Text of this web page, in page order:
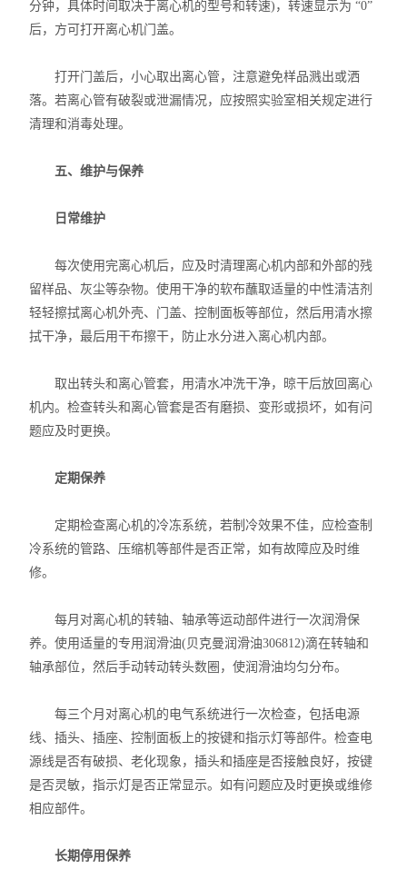
分钟，具体时间取决于离心机的型号和转速)，转速显示为 “0”
后，方可打开离心机门盖。
打开门盖后，小心取出离心管，注意避免样品溅出或洒
落。若离心管有破裂或泄漏情况，应按照实验室相关规定进行
清理和消毒处理。
五、维护与保养
日常维护
每次使用完离心机后，应及时清理离心机内部和外部的残
留样品、灰尘等杂物。使用干净的软布蘸取适量的中性清洁剂
轻轻擦拭离心机外壳、门盖、控制面板等部位，然后用清水擦
拭干净，最后用干布擦干，防止水分进入离心机内部。
取出转头和离心管套，用清水冲洗干净，晾干后放回离心
机内。检查转头和离心管套是否有磨损、变形或损坏，如有问
题应及时更换。
定期保养
定期检查离心机的冷冻系统，若制冷效果不佳，应检查制
冷系统的管路、压缩机等部件是否正常，如有故障应及时维
修。
每月对离心机的转轴、轴承等运动部件进行一次润滑保
养。使用适量的专用润滑油(贝克曼润滑油306812)滴在转轴和
轴承部位，然后手动转动转头数圈，使润滑油均匀分布。
每三个月对离心机的电气系统进行一次检查，包括电源
线、插头、插座、控制面板上的按键和指示灯等部件。检查电
源线是否有破损、老化现象，插头和插座是否接触良好，按键
是否灵敏，指示灯是否正常显示。如有问题应及时更换或维修
相应部件。
长期停用保养